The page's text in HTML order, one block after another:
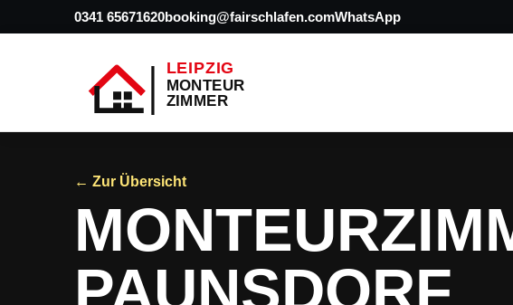
0341 65671620booking@fairschlafen.comWhatsApp
← Zur Übersicht
PAUNSDORF